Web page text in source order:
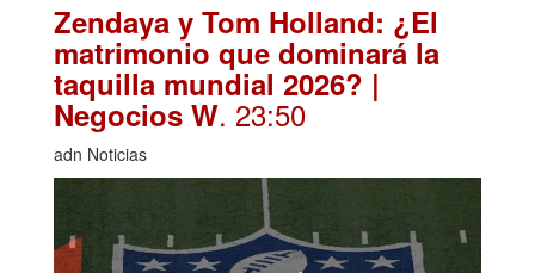
Zendaya y Tom Holland: ¿El
matrimonio que dominará la
taquilla mundial 2026? |
Negocios W. 23:50
adn Noticias